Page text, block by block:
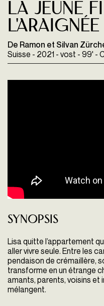
La jeune
l'araignée
De Ramon et Silvan
Suisse - 2021 - vost - 99' -
Synopsis
Lisa quitte l’appartement
aller vivre seule. Entre les
pendaison de crémaillère,
transforme en un étrange
amants, parents, voisins et
mélangent.